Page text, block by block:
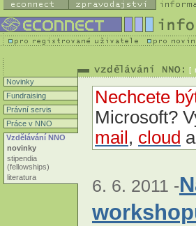
[
Novinky
Fundraising
Právní servis
Práce v NNO
Vzdělávání NNO
novinky
stipendia
(fellowships)
literatura
Nechcete
Microsoft?
mail , cloud a
6. 6. 2011 -